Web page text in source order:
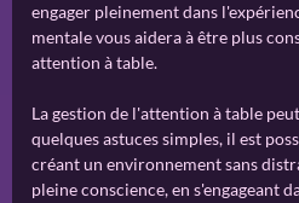
engager pleinement dans
mentale vous aidera à être plus
attention à table.
La gestion de l'attention à table
quelques astuces simples, il est
créant un environnement sans
pleine conscience, en s'engageant